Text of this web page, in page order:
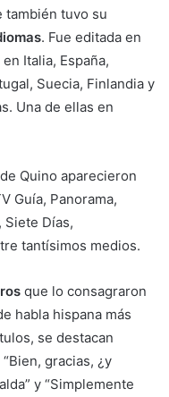
también tuvo su
. Fue editada en
Italia, España,
Suecia, Finlandia y
Una de ellas en
Quino aparecieron
Guía, Panorama,
Siete Días,
tantísimos medios.
que lo consagraron
habla hispana más
se destacan
gracias, ¿y
y “Simplemente